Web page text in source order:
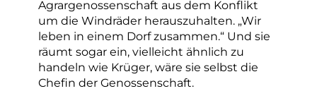
Agrargenossenschaft aus dem Konflikt
um die Windräder herauszuhalten. „Wir
leben in einem Dorf zusammen.“ Und sie
räumt sogar ein, vielleicht ähnlich zu
handeln wie Krüger, wäre sie selbst die
Chefin der Genossenschaft.